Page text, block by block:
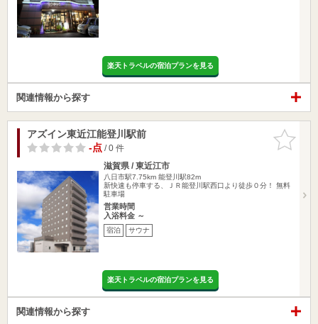
楽天トラベルの宿泊プランを見る
関連情報から探す
お気に入
りに追加
アズイン東近江能登川駅前
-点/ 0 件
滋賀県 / 東近江市
八日市駅7.75km 能登川駅82m
新快速も停車する、ＪＲ能登川駅西口より徒歩０分！ 無料
駐車場
営業時間
入浴料金 ～
宿泊 サウナ
楽天トラベルの宿泊プランを見る
関連情報から探す